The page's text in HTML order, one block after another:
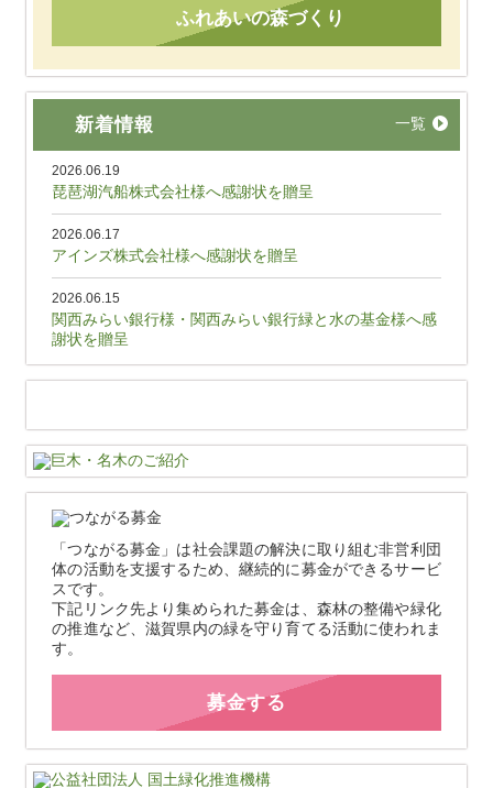
ふれあいの森づくり
新着情報 一覧
2026.06.19
琵琶湖汽船株式会社様へ感謝状を贈呈
2026.06.17
アインズ株式会社様へ感謝状を贈呈
2026.06.15
関西みらい銀行様・関西みらい銀行緑と水の基金様へ感
謝状を贈呈
「つながる募金」は社会課題の解決に取り組む非営利団
体の活動を支援するため、継続的に募金ができるサービ
スです。
下記リンク先より集められた募金は、森林の整備や緑化
の推進など、滋賀県内の緑を守り育てる活動に使われま
す。
募金する